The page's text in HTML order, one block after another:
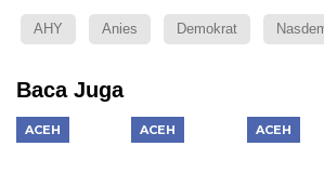
AHY Anies Demokrat
Baca Juga
ACEH ACEH ACEH